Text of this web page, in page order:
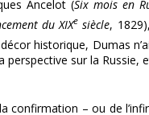
Ancelot (Six mois en
du XIXe siècle,
historique, Dumas
sur la
– ou de